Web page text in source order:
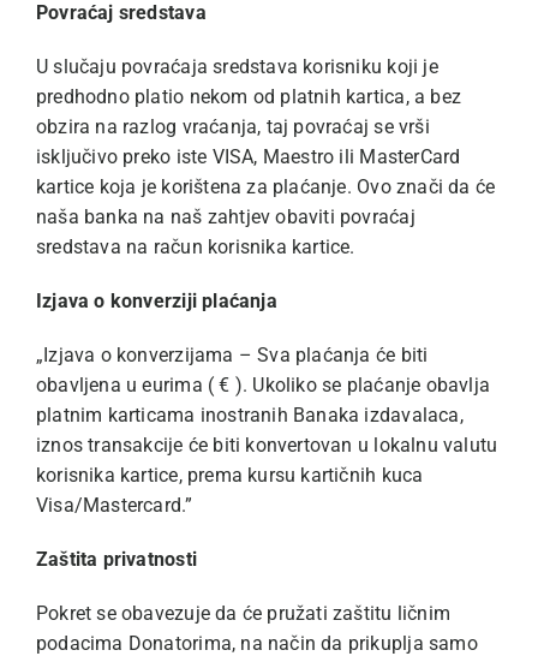
Povraćaj sredstava
U slučaju povraćaja sredstava korisniku koji je
predhodno platio nekom od platnih kartica, a bez
obzira na razlog vraćanja, taj povraćaj se vrši
isključivo preko iste VISA, Maestro ili MasterCard
kartice koja je korištena za plaćanje. Ovo znači da će
naša banka na naš zahtjev obaviti povraćaj
sredstava na račun korisnika kartice.
Izjava o konverziji plaćanja
„Izjava o konverzijama – Sva plaćanja će biti
obavljena u eurima ( € ). Ukoliko se plaćanje obavlja
platnim karticama inostranih Banaka izdavalaca,
iznos transakcije će biti konvertovan u lokalnu valutu
korisnika kartice, prema kursu kartičnih kuca
Visa/Mastercard.”
Zaštita privatnosti
Pokret se obavezuje da će pružati zaštitu ličnim
podacima Donatorima, na način da prikuplja samo